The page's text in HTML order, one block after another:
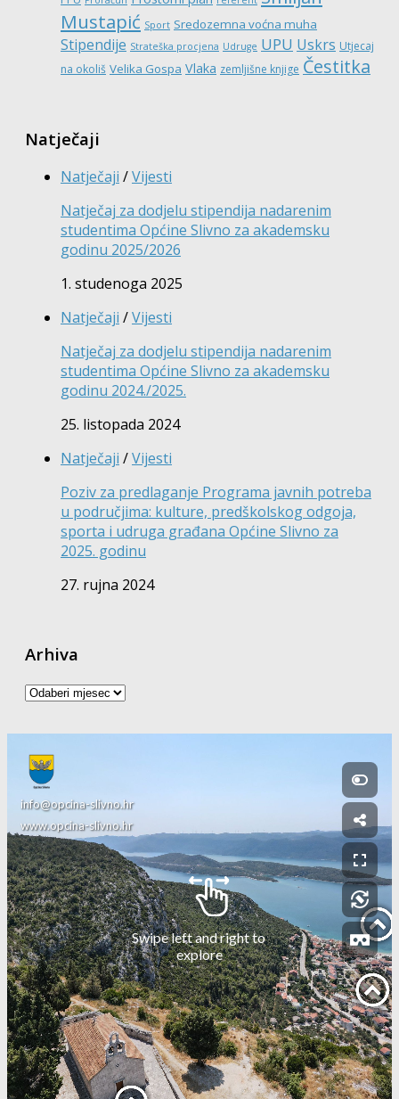
Mustapić Sport Sredozemna voćna muha
Stipendije Strateška procjena Udruge UPU Uskrs Utjecaj
na okoliš Velika Gospa Vlaka zemljišne knjige Čestitka
Natječaji
Natječaji /Vijesti
Natječaj za dodjelu stipendija nadarenim
studentima Općine Slivno za akademsku
godinu 2025/2026
1. studenoga 2025
Natječaji /Vijesti
Natječaj za dodjelu stipendija nadarenim
studentima Općine Slivno za akademsku
godinu 2024./2025.
25. listopada 2024
Natječaji /Vijesti
Poziv za predlaganje Programa javnih potreba
u područjima: kulture, predškolskog odgoja,
sporta i udruga građana Općine Slivno za
2025. godinu
27. rujna 2024
Arhiva
Arhiva